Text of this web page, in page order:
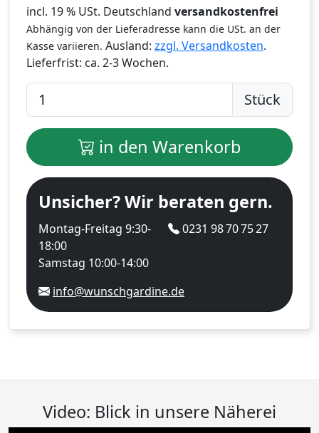
incl. 19 % USt. Deutschland versandkostenfrei
Abhängig von der Lieferadresse kann die USt. an der
Kasse variieren. Ausland: zzgl. Versandkosten.
Lieferfrist: ca. 2-3 Wochen.
Stück
in den Warenkorb
Unsicher? Wir beraten gern.
Montag-Freitag 9:30-
18:00
Samstag 10:00-14:00
0231 98 70 75 27
info@wunschgardine.de
Video: Blick in unsere Näherei